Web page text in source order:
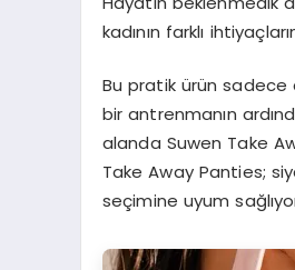
kadının farklı
Bu pratik ürün
bir antrenmanın
alanda Suwen Take
Take Away Panties;
seçimine uyum